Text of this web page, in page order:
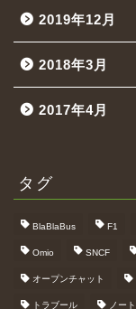
2019年12月
2018年3月
2017年4月
タグ
BlaBlaBus F1
Omio SNCF
オープンチャット
トラブール ノート